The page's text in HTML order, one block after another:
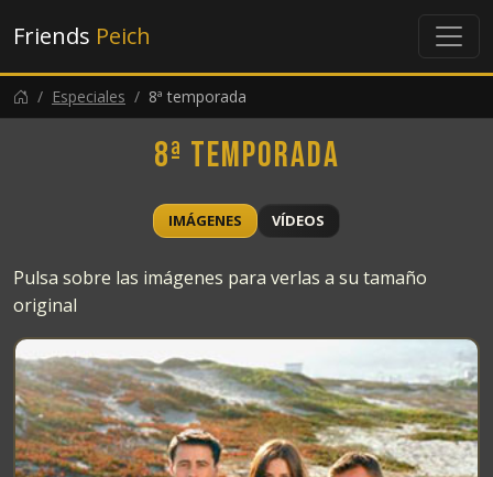
Friends Peich
Especiales 8ª temporada
8ª temporada
IMÁGENES VÍDEOS
Pulsa sobre las imágenes para verlas a su tamaño
original